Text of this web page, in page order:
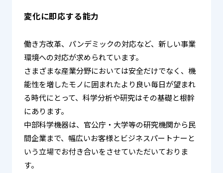
変化に即応する能力
働き方改革、パンデミックの対応など、新しい事業
環境への対応が求められています。
さまざまな産業分野においては安全だけでなく、機
能性を増したモノに囲まれたより良い毎日が望まれ
る時代にとって、 科学分析や研究はその基礎と根幹
にあります。
中部科学機器は、官公庁・大学等の研究機関から民
間企業まで、 幅広いお客様とビジネスパートナーと
いう立場でお付き合いをさせていただいておりま
す。